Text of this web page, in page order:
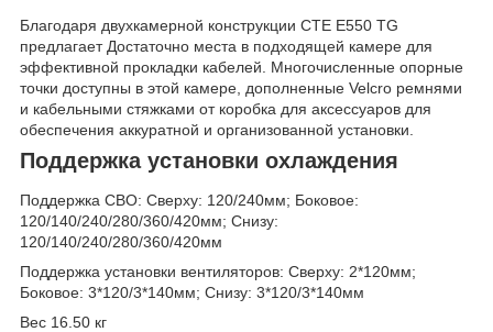
Благодаря двухкамерной конструкции CTE E550 TG
предлагает Достаточно места в подходящей камере для
эффективной прокладки кабелей. Многочисленные опорные
точки доступны в этой камере, дополненные Velcro ремнями
и кабельными стяжками от коробка для аксессуаров для
обеспечения аккуратной и организованной установки.
Поддержка установки охлаждения
Поддержка СВО: Сверху: 120/240мм; Боковое:
120/140/240/280/360/420мм; Снизу:
120/140/240/280/360/420мм
Поддержка установки вентиляторов: Сверху: 2*120мм;
Боковое: 3*120/3*140мм; Снизу: 3*120/3*140мм
Вес 16.50 кг